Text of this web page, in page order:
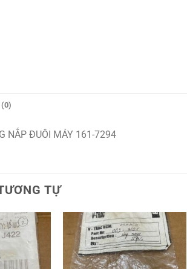
NẮP ĐUÔI MÁY 161-7294
TỰ